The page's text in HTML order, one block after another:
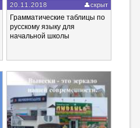
20.11.2018 скрыт
Грамматические таблицы по
русскому языку для
начальной школы